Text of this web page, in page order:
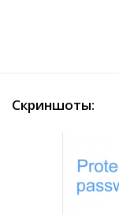
Скриншоты: